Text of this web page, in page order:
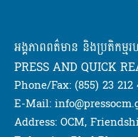
អង្គភាពពត៌មាន និងប្រតិកម្
PRESS AND QUICK
Phone/Fax: (855) 23 212
E-Mail:
Address: OCM,